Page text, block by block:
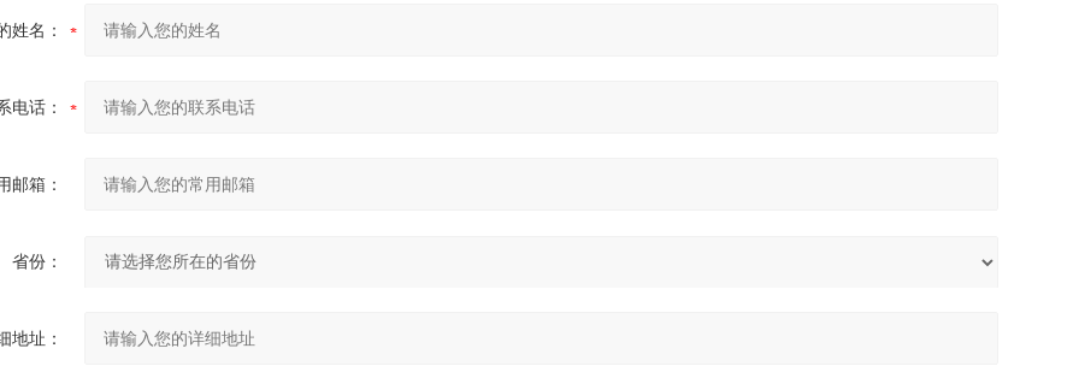
姓名：
电话：
邮箱：
省份：
地址：